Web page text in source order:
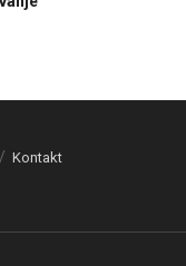
Kontakt